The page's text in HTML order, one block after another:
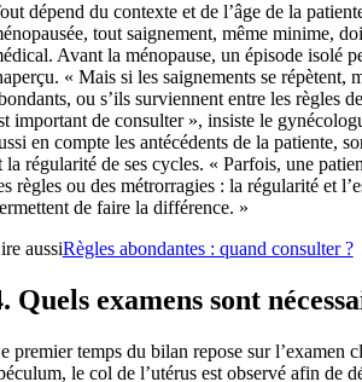
dépend du contexte et de l’âge de la
tout saignement, même minime,
Avant la ménopause, un épisode isolé
« Mais si les saignements se répètent,
ou s’ils surviennent entre les règles
important de consulter », insiste le
en compte les antécédents de la patiente,
la régularité de ses cycles. « Parfois, une
règles ou des métrorragies : la régularité et
de faire la différence. »
aussiRègles abondantes : quand consulter ?
Quels examens sont
premier temps du bilan repose sur l’examen
le col de l’utérus est observé afin de